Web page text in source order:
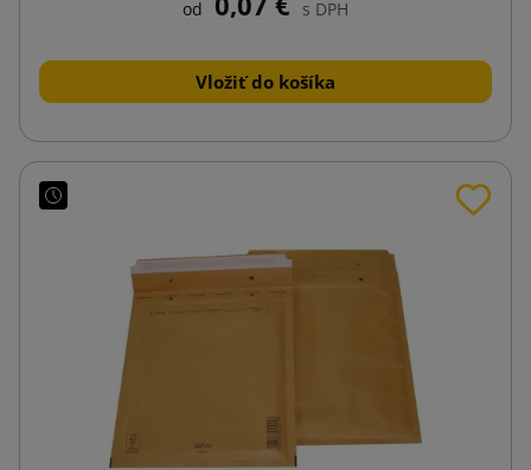
od s DPH
Vložiť do košíka